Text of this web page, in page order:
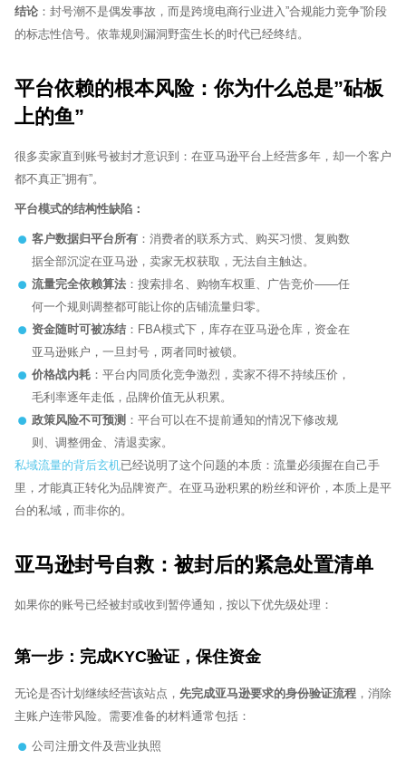
结论 ：封号潮不是偶发事故，而是跨境电商行业进入”合规能力竞争”阶段
的标志性信号。依靠规则漏洞野蛮生长的时代已经终结。
平台依赖的根本风险：你为什么总是”砧板
上的鱼”
很多卖家直到账号被封才意识到：在亚马逊平台上经营多年，却一个客户
都不真正”拥有”。
平台模式的结构性缺陷：
客户数据归平台所有 ：消费者的联系方式、购买习惯、复购数
据全部沉淀在亚马逊，卖家无权获取，无法自主触达。
流量完全依赖算法 ：搜索排名、购物车权重、广告竞价——任
何一个规则调整都可能让你的店铺流量归零。
资金随时可被冻结 ：FBA模式下，库存在亚马逊仓库，资金在
亚马逊账户，一旦封号，两者同时被锁。
价格战内耗 ：平台内同质化竞争激烈，卖家不得不持续压价，
毛利率逐年走低，品牌价值无从积累。
政策风险不可预测 ：平台可以在不提前通知的情况下修改规
则、调整佣金、清退卖家。
私域流量的背后玄机已经说明了这个问题的本质：流量必须握在自己手
里，才能真正转化为品牌资产。在亚马逊积累的粉丝和评价，本质上是平
台的私域，而非你的。
亚马逊封号自救：被封后的紧急处置清单
如果你的账号已经被封或收到暂停通知，按以下优先级处理：
第一步：完成KYC验证，保住资金
无论是否计划继续经营该站点， 先完成亚马逊要求的身份验证流程 ，消除
主账户连带风险。需要准备的材料通常包括：
公司注册文件及营业执照